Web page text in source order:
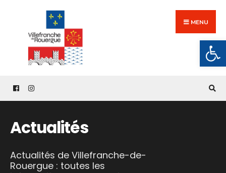
content
MENU
Actualités
Actualités de Villefranche-de-
Rouergue : toutes les